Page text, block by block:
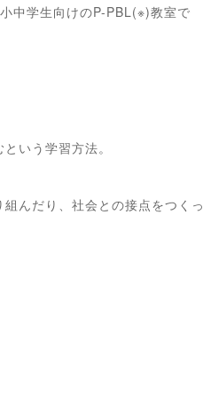
中学生向けのP-PBL(※)教室で
いう学習方法。
んだり、社会との接点をつくっ